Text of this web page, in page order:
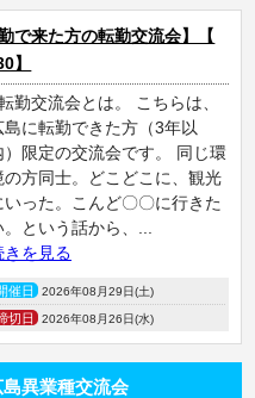
で来た方の転勤交流会】【
】
勤交流会とは。 こちらは、
島に転勤できた方（3年以
）限定の交流会です。 同じ環
の方同士。どこどこに、観光
いった。こんど〇〇に行きた
。という話から、...
きを見る
催日 2026年08月29日(土)
切日 2026年08月26日(水)
異業種交流会